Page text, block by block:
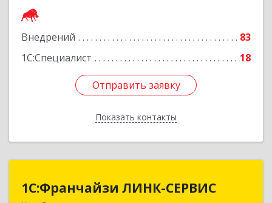
Внедрений
83
1С:Специалист
18
Отправить заявку
Показать контакты
Отправить заявку
Назад
1С:Франчайзи ЛИНК-СЕРВИС
1С:Франчайзи ЛИНК-СЕРВИС